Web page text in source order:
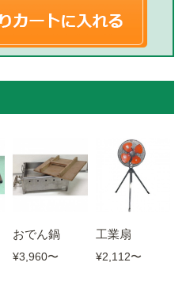
おでん鍋
¥3,960〜
工業扇
¥2,112〜